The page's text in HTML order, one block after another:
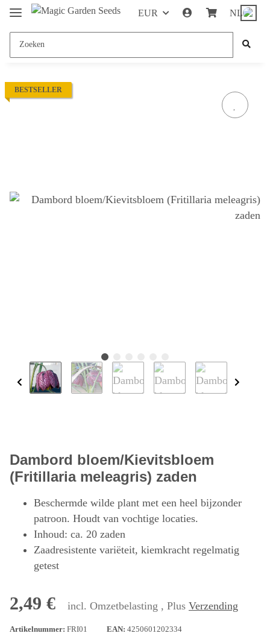
EUR NL
BESTSELLER
Dambord bloem/Kievitsbloem
(Fritillaria meleagris) zaden
Beschermde wilde plant met een heel bijzonder
patroon. Houdt van vochtige locaties.
Inhoud: ca. 20 zaden
Zaadresistente variëteit, kiemkracht regelmatig
getest
2,49 € incl. Omzetbelasting , Plus Verzending
Artikelnummer: FRI01 EAN: 4250601202334